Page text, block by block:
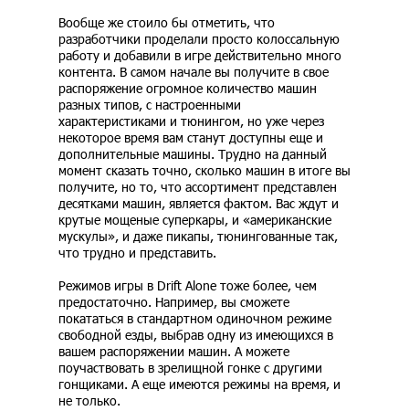
Вообще же стоило бы отметить, что
разработчики проделали просто колоссальную
работу и добавили в игре действительно много
контента. В самом начале вы получите в свое
распоряжение огромное количество машин
разных типов, с настроенными
характеристиками и тюнингом, но уже через
некоторое время вам станут доступны еще и
дополнительные машины. Трудно на данный
момент сказать точно, сколько машин в итоге вы
получите, но то, что ассортимент представлен
десятками машин, является фактом. Вас ждут и
крутые мощеные суперкары, и «американские
мускулы», и даже пикапы, тюнингованные так,
что трудно и представить.
Режимов игры в Drift Alone тоже более, чем
предостаточно. Например, вы сможете
покататься в стандартном одиночном режиме
свободной езды, выбрав одну из имеющихся в
вашем распоряжении машин. А можете
поучаствовать в зрелищной гонке с другими
гонщиками. А еще имеются режимы на время, и
не только.